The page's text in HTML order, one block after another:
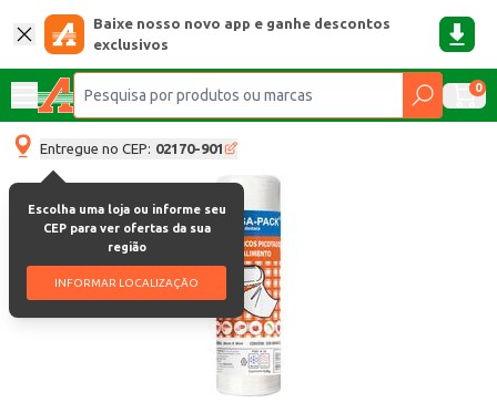
Baixe nosso novo app e ganhe descontos
exclusivos
0
Entregue no CEP: 02170-901
Escolha uma loja ou informe seu
CEP para ver ofertas da sua
região
INFORMAR LOCALIZAÇÃO